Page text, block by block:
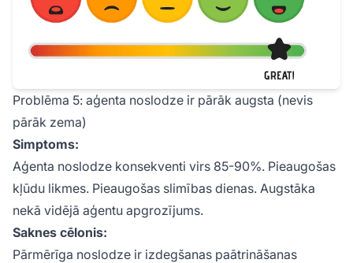
Problēma 5: aģenta noslodze ir pārāk augsta (nevis
pārāk zema)
Simptoms:
Aģenta noslodze konsekventi virs 85-90%. Pieaugošas
kļūdu likmes. Pieaugošas slimības dienas. Augstāka
nekā vidējā aģentu apgrozījums.
Saknes cēlonis:
Pārmērīga noslodze ir izdegšanas paātrināšanas